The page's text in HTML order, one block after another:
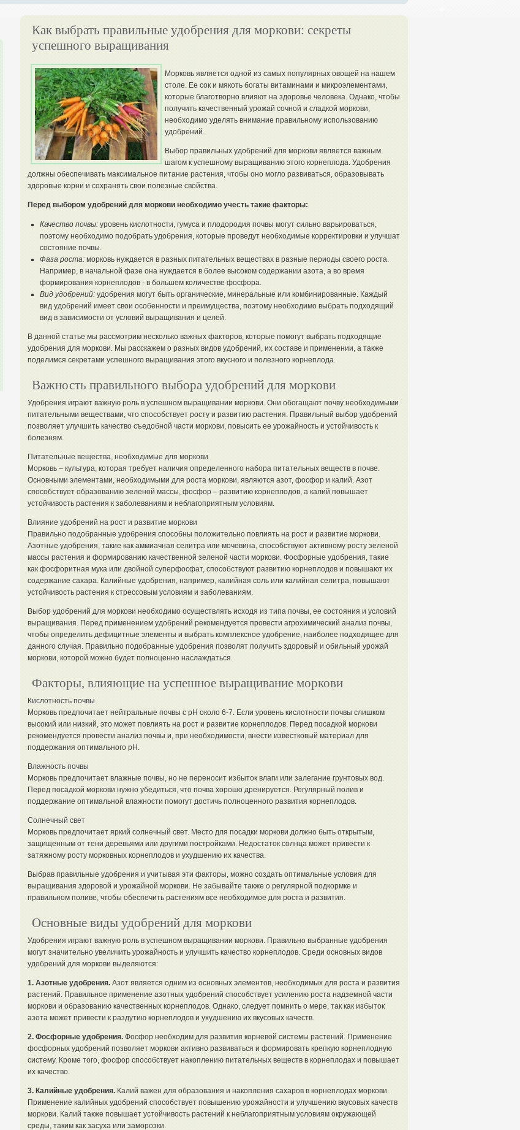
Как выбрать правильные удобрения для моркови: секреты
успешного выращивания
Морковь является одной из самых популярных овощей на нашем
столе. Ее сок и мякоть богаты витаминами и микроэлементами,
которые благотворно влияют на здоровье человека. Однако, чтобы
получить качественный урожай сочной и сладкой моркови,
необходимо уделять внимание правильному использованию
удобрений.
Выбор правильных удобрений для моркови является важным
шагом к успешному выращиванию этого корнеплода. Удобрения
должны обеспечивать максимальное питание растения, чтобы оно могло развиваться, образовывать
здоровые корни и сохранять свои полезные свойства.
Перед выбором удобрений для моркови необходимо учесть такие факторы:
Качество почвы:уровень кислотности, гумуса и плодородия почвы могут сильно варьироваться,
поэтому необходимо подобрать удобрения, которые проведут необходимые корректировки и улучшат
состояние почвы.
Фаза роста:морковь нуждается в разных питательных веществах в разные периоды своего роста.
Например, в начальной фазе она нуждается в более высоком содержании азота, а во время
формирования корнеплодов - в большем количестве фосфора.
Вид удобрений:удобрения могут быть органические, минеральные или комбинированные. Каждый
вид удобрений имеет свои особенности и преимущества, поэтому необходимо выбрать подходящий
вид в зависимости от условий выращивания и целей.
В данной статье мы рассмотрим несколько важных факторов, которые помогут выбрать подходящие
удобрения для моркови. Мы расскажем о разных видов удобрений, их составе и применении, а также
поделимся секретами успешного выращивания этого вкусного и полезного корнеплода.
Важность правильного выбора удобрений для моркови
Удобрения играют важную роль в успешном выращивании моркови. Они обогащают почву необходимыми
питательными веществами, что способствует росту и развитию растения. Правильный выбор удобрений
позволяет улучшить качество съедобной части моркови, повысить ее урожайность и устойчивость к
болезням.
Питательные вещества, необходимые для моркови
Морковь – культура, которая требует наличия определенного набора питательных веществ в почве.
Основными элементами, необходимыми для роста моркови, являются азот, фосфор и калий. Азот
способствует образованию зеленой массы, фосфор – развитию корнеплодов, а калий повышает
устойчивость растения к заболеваниям и неблагоприятным условиям.
Влияние удобрений на рост и развитие моркови
Правильно подобранные удобрения способны положительно повлиять на рост и развитие моркови.
Азотные удобрения, такие как аммиачная селитра или мочевина, способствуют активному росту зеленой
массы растения и формированию качественной зеленой части моркови. Фосфорные удобрения, такие
как фосфоритная мука или двойной суперфосфат, способствуют развитию корнеплодов и повышают их
содержание сахара. Калийные удобрения, например, калийная соль или калийная селитра, повышают
устойчивость растения к стрессовым условиям и заболеваниям.
Выбор удобрений для моркови необходимо осуществлять исходя из типа почвы, ее состояния и условий
выращивания. Перед применением удобрений рекомендуется провести агрохимический анализ почвы,
чтобы определить дефицитные элементы и выбрать комплексное удобрение, наиболее подходящее для
данного случая. Правильно подобранные удобрения позволят получить здоровый и обильный урожай
моркови, которой можно будет полноценно наслаждаться.
Факторы, влияющие на успешное выращивание моркови
Кислотность почвы
Морковь предпочитает нейтральные почвы с pH около 6-7. Если уровень кислотности почвы слишком
высокий или низкий, это может повлиять на рост и развитие корнеплодов. Перед посадкой моркови
рекомендуется провести анализ почвы и, при необходимости, внести известковый материал для
поддержания оптимального pH.
Влажность почвы
Морковь предпочитает влажные почвы, но не переносит избыток влаги или залегание грунтовых вод.
Перед посадкой моркови нужно убедиться, что почва хорошо дренируется. Регулярный полив и
поддержание оптимальной влажности помогут достичь полноценного развития корнеплодов.
Солнечный свет
Морковь предпочитает яркий солнечный свет. Место для посадки моркови должно быть открытым,
защищенным от тени деревьями или другими постройками. Недостаток солнца может привести к
затяжному росту морковных корнеплодов и ухудшению их качества.
Выбрав правильные удобрения и учитывая эти факторы, можно создать оптимальные условия для
выращивания здоровой и урожайной моркови. Не забывайте также о регулярной подкормке и
правильном поливе, чтобы обеспечить растениям все необходимое для роста и развития.
Основные виды удобрений для моркови
Удобрения играют важную роль в успешном выращивании моркови. Правильно выбранные удобрения
могут значительно увеличить урожайность и улучшить качество корнеплодов. Среди основных видов
удобрений для моркови выделяются:
1. Азотные удобрения.Азот является одним из основных элементов, необходимых для роста и развития
растений. Правильное применение азотных удобрений способствует усилению роста надземной части
моркови и образованию качественных корнеплодов. Однако, следует помнить о мере, так как избыток
азота может привести к раздутию корнеплодов и ухудшению их вкусовых качеств.
2. Фосфорные удобрения.Фосфор необходим для развития корневой системы растений. Применение
фосфорных удобрений позволяет моркови активно развиваться и формировать крепкую корнеплодную
систему. Кроме того, фосфор способствует накоплению питательных веществ в корнеплодах и повышает
их качество.
3. Калийные удобрения.Калий важен для образования и накопления сахаров в корнеплодах моркови.
Применение калийных удобрений способствует повышению урожайности и улучшению вкусовых качеств
моркови. Калий также повышает устойчивость растений к неблагоприятным условиям окружающей
среды, таким как засуха или заморозки.